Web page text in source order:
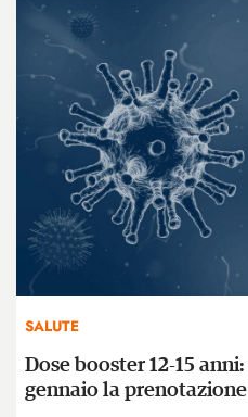
SALUTE
Dose booster 12-15
gennaio la prenotazione